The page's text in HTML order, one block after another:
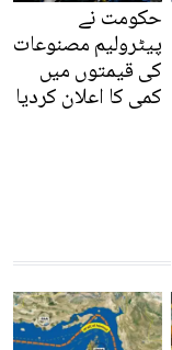
حکومت نے
پیٹرولیم مصنوعات
کی قیمتوں میں
کمی کا اعلان کردیا